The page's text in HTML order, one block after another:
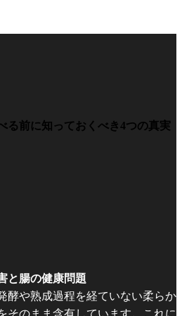
る前に知っておくべき4つの真実
と腸の健康問題
酵や熟成過程を経ていない柔らか